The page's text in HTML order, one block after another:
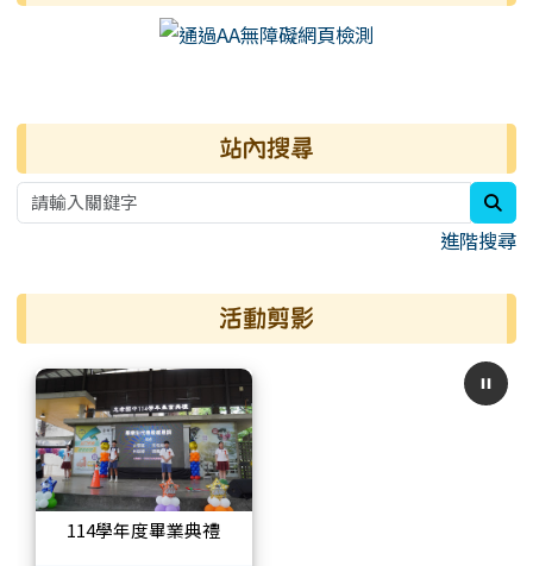
右邊區域內容 站內搜尋
進階搜尋
活動剪影
114學年度畢業典禮